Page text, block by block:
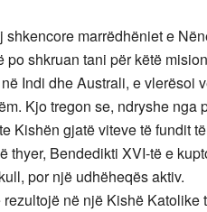
marrëdhëniet e
shkruan tani për këtë
Indi dhe Australi, e vlerësoi
Kjo tregon se, ndryshe nga
Kishën gjatë viteve të fundit
thyer, Bendedikti XVI-të e
por një udhëheqës aktiv.
në një Kishë Katolike